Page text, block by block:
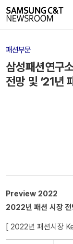
패션부문
삼성패션연구
전망 및 ‘21년
Preview 2022
2022년 패션 시장 전
[ 2022년 패션시장